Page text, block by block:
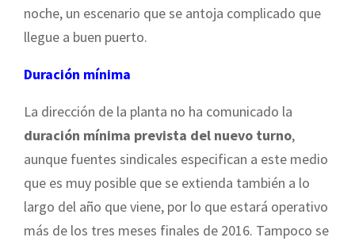
noche, un escenario que se antoja complicado que
llegue a buen puerto.
Duración mínima
La dirección de la planta no ha comunicado la
duración mínima prevista del nuevo turno,
aunque fuentes sindicales especifican a este medio
que es muy posible que se extienda también a lo
largo del año que viene, por lo que estará operativo
más de los tres meses finales de 2016. Tampoco se